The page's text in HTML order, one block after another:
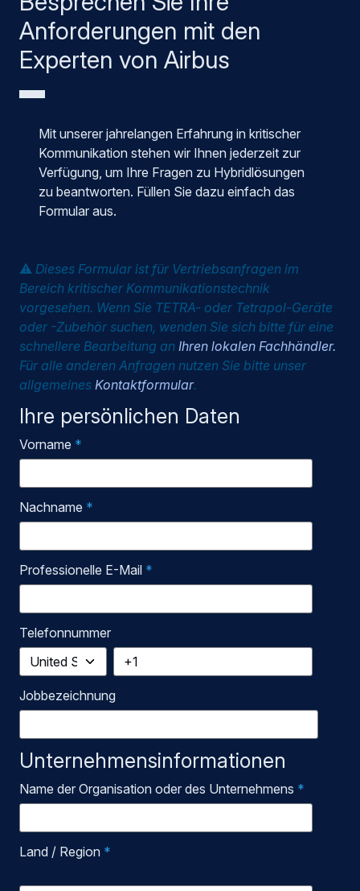
Anforderungen mit den
Experten von Airbus
Mit unserer jahrelangen Erfahrung in kritischer
Kommunikation stehen wir Ihnen jederzeit zur
Verfügung, um Ihre Fragen zu Hybridlösungen
zu beantworten. Füllen Sie dazu einfach das
Formular aus.
⚠️ Dieses Formular ist für Vertriebsanfragen im
Bereich kritischer Kommunikationstechnik
vorgesehen. Wenn Sie TETRA- oder Tetrapol-Geräte
oder -Zubehör suchen, wenden Sie sich bitte für eine
schnellere Bearbeitung an Ihren lokalen Fachhändler.
Für alle anderen Anfragen nutzen Sie bitte unser
allgemeines Kontaktformular.
Ihre persönlichen Daten
Vorname *
Nachname *
Professionelle E-Mail *
Telefonnummer
Jobbezeichnung
Unternehmensinformationen
Name der Organisation oder des Unternehmens *
Land / Region *